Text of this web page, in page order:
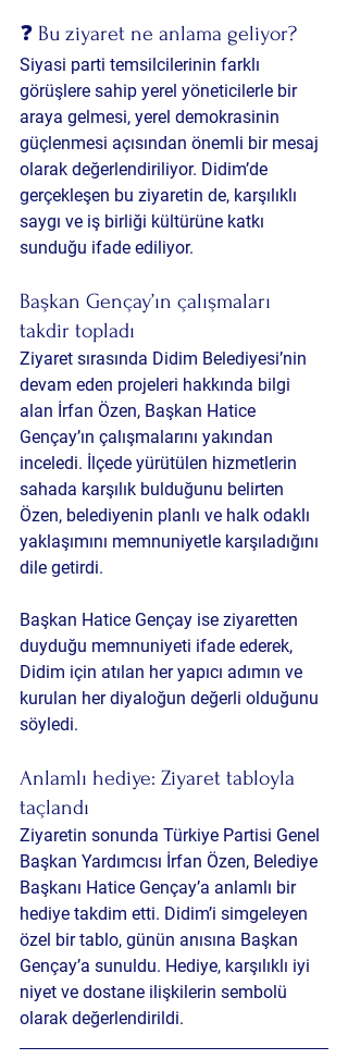
❓ Bu ziyaret ne anlama geliyor?
Siyasi parti temsilcilerinin farklı
görüşlere sahip yerel yöneticilerle bir
araya gelmesi, yerel demokrasinin
güçlenmesi açısından önemli bir mesaj
olarak değerlendiriliyor. Didim’de
gerçekleşen bu ziyaretin de, karşılıklı
saygı ve iş birliği kültürüne katkı
sunduğu ifade ediliyor.
Başkan Gençay’ın çalışmaları
takdir topladı
Ziyaret sırasında Didim Belediyesi’nin
devam eden projeleri hakkında bilgi
alan İrfan Özen, Başkan Hatice
Gençay’ın çalışmalarını yakından
inceledi. İlçede yürütülen hizmetlerin
sahada karşılık bulduğunu belirten
Özen, belediyenin planlı ve halk odaklı
yaklaşımını memnuniyetle karşıladığını
dile getirdi.
Başkan Hatice Gençay ise ziyaretten
duyduğu memnuniyeti ifade ederek,
Didim için atılan her yapıcı adımın ve
kurulan her diyaloğun değerli olduğunu
söyledi.
Anlamlı hediye: Ziyaret tabloyla
taçlandı
Ziyaretin sonunda Türkiye Partisi Genel
Başkan Yardımcısı İrfan Özen, Belediye
Başkanı Hatice Gençay’a anlamlı bir
hediye takdim etti. Didim’i simgeleyen
özel bir tablo, günün anısına Başkan
Gençay’a sunuldu. Hediye, karşılıklı iyi
niyet ve dostane ilişkilerin sembolü
olarak değerlendirildi.